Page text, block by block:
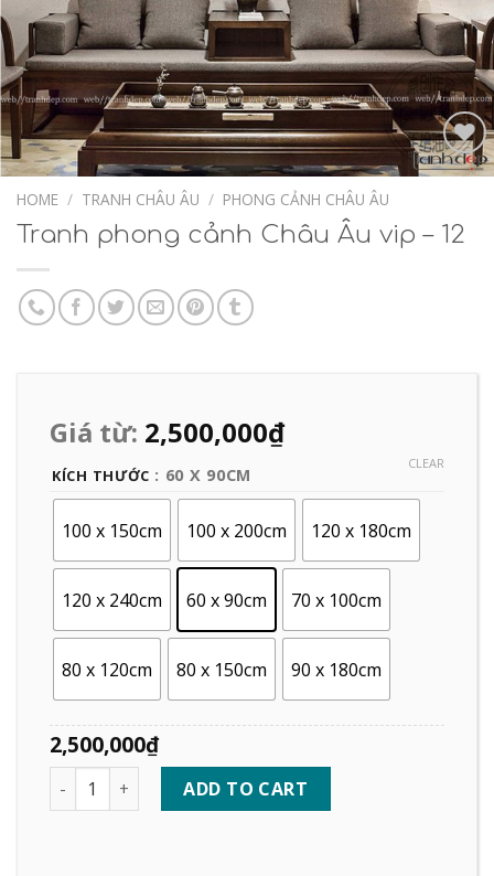
Add to
HOME / TRANH CHÂU ÂU / PHONG CẢNH CHÂU ÂU
Tranh phong cảnh Châu Âu vip – 12
Giá từ: 2,500,000₫
KÍCH THƯỚC : 60 X 90CM
100 x 150cm 100 x 200cm 120 x 180cm
120 x 240cm 60 x 90cm 70 x 100cm
80 x 120cm 80 x 150cm 90 x 180cm
CLEAR
2,500,000₫
Quantity ADD TO CART